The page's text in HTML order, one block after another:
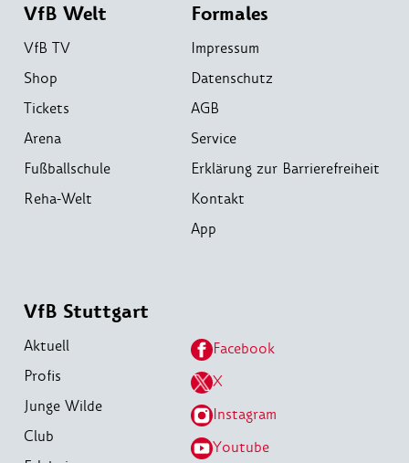
VfB Welt
VfB TV
Shop
Tickets
Arena
Fußballschule
Reha-Welt
Formales
Impressum
Datenschutz
AGB
Service
Erklärung zur Barrierefreiheit
Kontakt
App
VfB Stuttgart
Aktuell
Profis
Junge Wilde
Club
Facebook
X
Instagram
Youtube